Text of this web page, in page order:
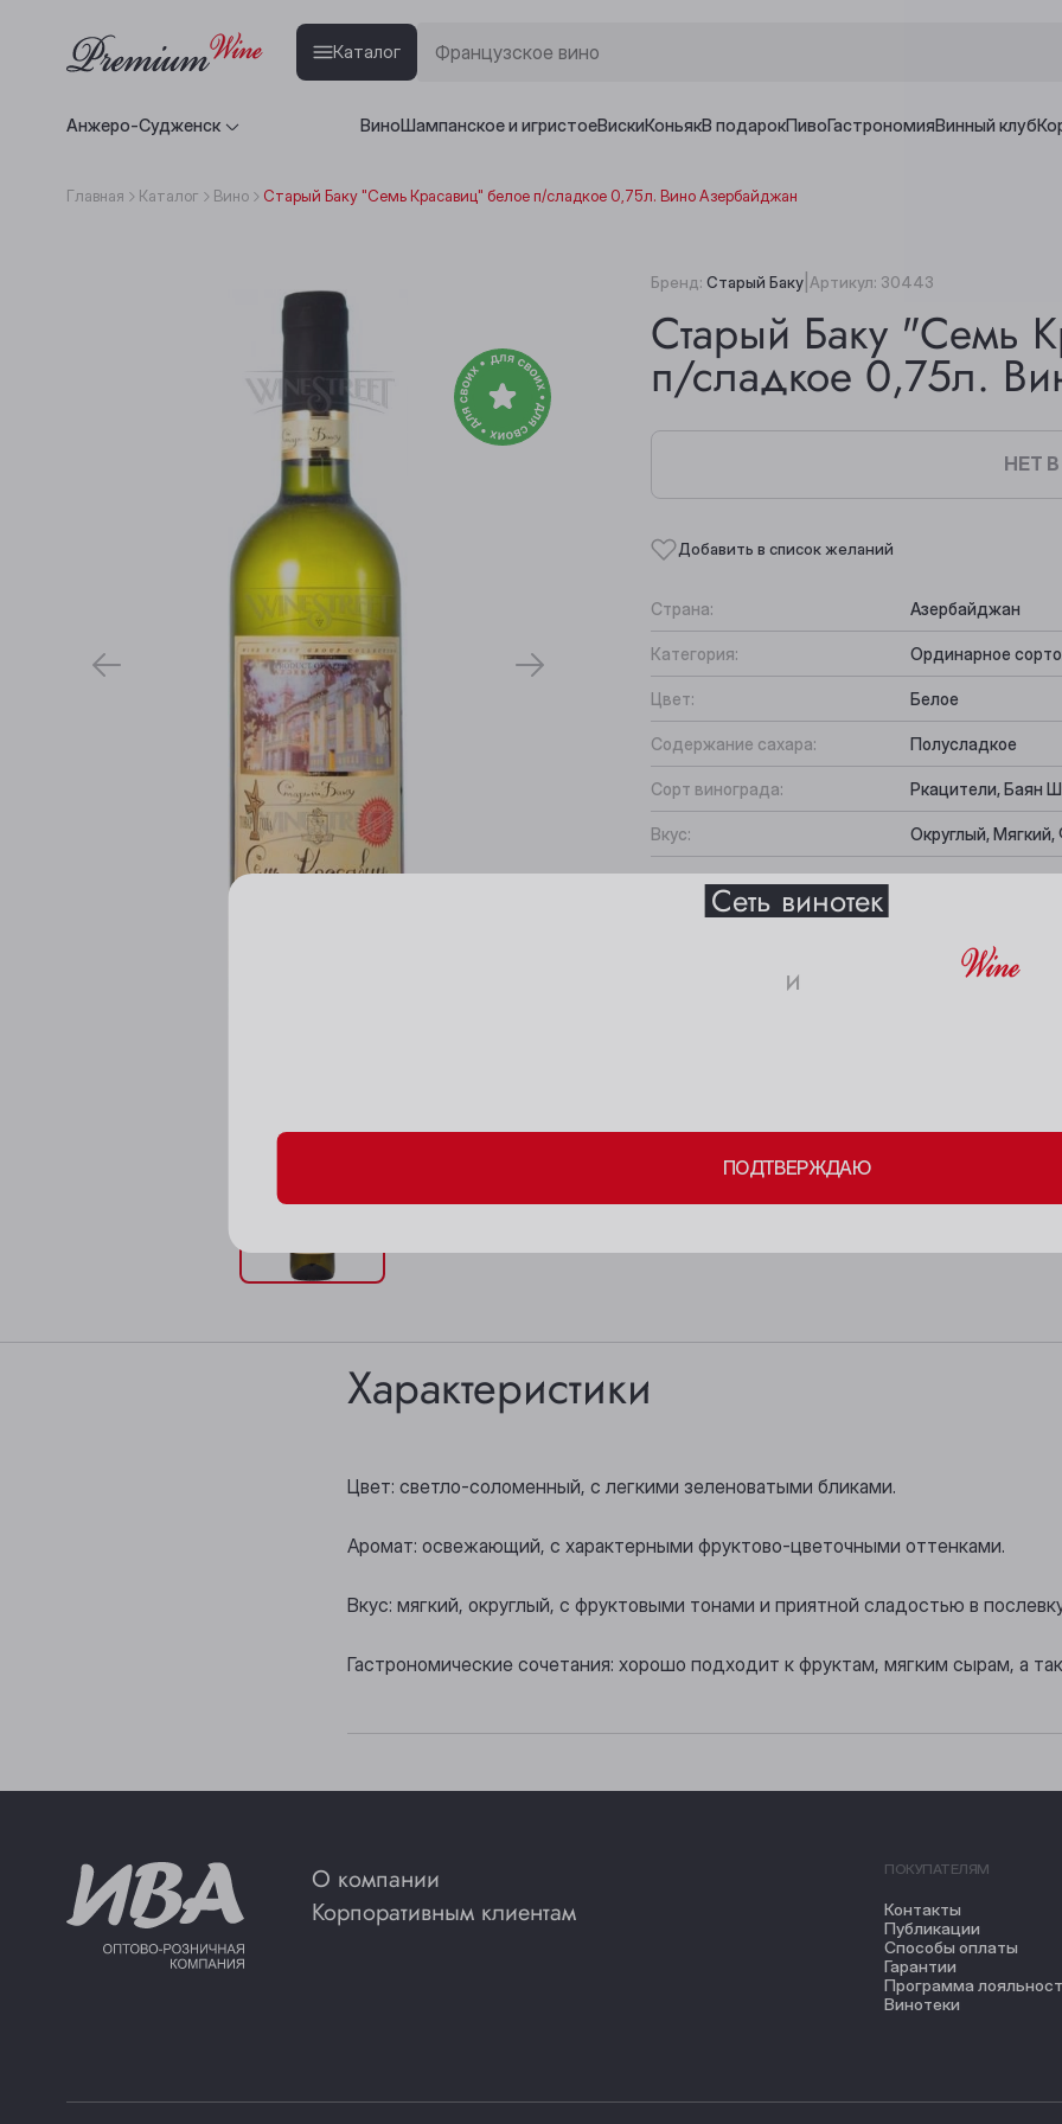
Каталог
Анжеро-Судженск ВиноШампанское и игристоеВискиКоньякВ подарокПивоГастрономияВинный клуб
Главная Каталог Вино Старый Баку "Семь Красавиц" белое п/сладкое 0,75л. Вино Азербайджан
Бренд: Старый Баку| Артикул: 30443
Старый Баку "Семь
п/сладкое 0,75л.
НЕТ
Добавить в список желаний
Страна: Азербайджан
Категория: Ординарное
Цвет: Белое
Содержание сахара: Полусладкое
Сорт винограда: Ркацители, Баян
Вкус: Округлый, Мягкий,
Все характеристики
Подходит к: Мягкие сыры,
Характеристики
Цвет: светло-соломенный, с легкими зеленоватыми бликами.
Аромат: освежающий, с характерными фруктово-цветочными оттенками.
Вкус: мягкий, округлый, с фруктовыми тонами и приятной сладостью в
Гастрономические сочетания: хорошо подходит к фруктам, мягким сырам, а
О компании
Корпоративным клиентам
ПОКУПАТЕЛЯМ
Контакты
Публикации
Способы оплаты
Гарантии
Программа
Винотеки
Выберите ваш город
Прокопьевск
Сеть винотек
и
ПОДТВЕРЖДАЮ